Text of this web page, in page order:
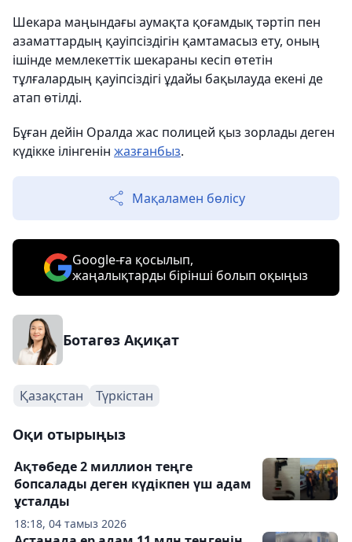
Шекара маңындағы аумақта қоғамдық тәртіп пен
азаматтардың қауіпсіздігін қамтамасыз ету, оның
ішінде мемлекеттік шекараны кесіп өтетін
тұлғалардың қауіпсіздігі ұдайы бақылауда екені де
атап өтілді.
Бұған дейін Оралда жас полицей қыз зорлады деген
күдікке ілінгенін жазғанбыз.
Мақаламен бөлісу
Google-ға қосылып,
жаңалықтарды бірінші болып оқыңыз
Ботагөз Ақиқат
Қазақстан Түркістан
Оқи отырыңыз
18:18, 04 тамыз 2026
Ақтөбеде 2 миллион теңге
бопсалады деген күдікпен үш адам
ұсталды